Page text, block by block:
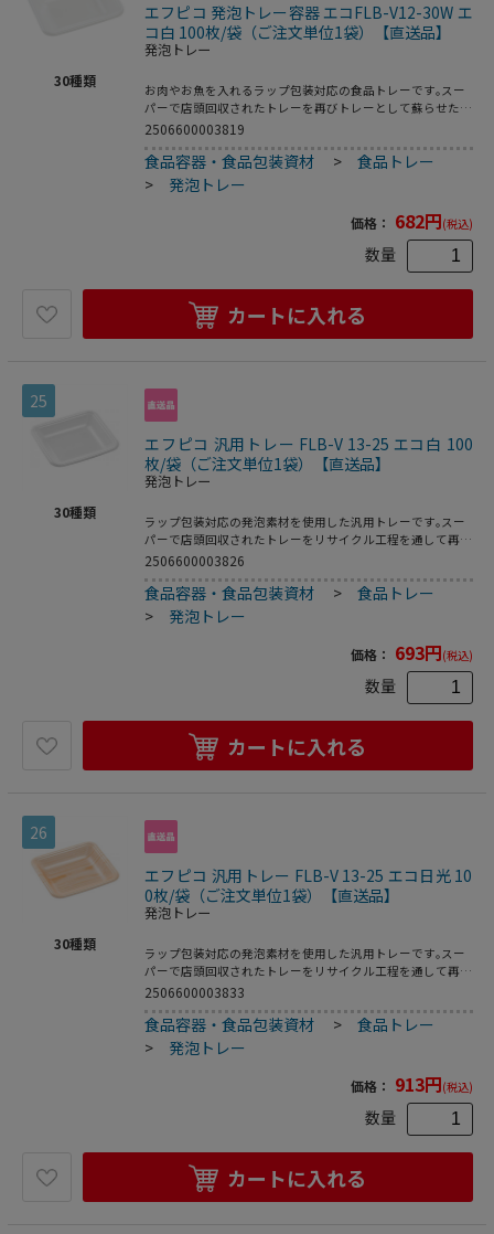
30種類
エフピコ 発泡トレー容器 エコFLB-V12-30W エ
コ白 100枚/袋（ご注文単位1袋）【直送品】
発泡トレー
お肉やお魚を入れるラップ包装対応の食品トレーです｡スー
パーで店頭回収されたトレーを再びトレーとして蘇らせたリ
サイクルトレーです｡●電子レンジ使用不可●オーブン使用
不可●耐熱温度:80℃●入数:100枚
2506600003819
食品容器・食品包装資材 >食品トレー
> 発泡トレー
価格： 682円(税込)
数量
カートに入れる
25
30種類
エフピコ 汎用トレー FLB-V 13-25 エコ白 100
枚/袋（ご注文単位1袋）【直送品】
発泡トレー
ラップ包装対応の発泡素材を使用した汎用トレーです｡スー
パーで店頭回収されたトレーをリサイクル工程を通して再生
された原料を使用した環境対応商品です｡●電子レンジ使用
不可●耐熱温度:80℃●入数:100枚
2506600003826
食品容器・食品包装資材 >食品トレー
> 発泡トレー
価格： 693円(税込)
数量
カートに入れる
26
30種類
エフピコ 汎用トレー FLB-V 13-25 エコ日光 10
0枚/袋（ご注文単位1袋）【直送品】
発泡トレー
ラップ包装対応の発泡素材を使用した汎用トレーです｡スー
パーで店頭回収されたトレーをリサイクル工程を通して再生
された原料を使用した環境対応商品です｡●電子レンジ使用
不可●耐熱温度:80℃●入数:100枚
2506600003833
食品容器・食品包装資材 >食品トレー
> 発泡トレー
価格： 913円(税込)
数量
カートに入れる